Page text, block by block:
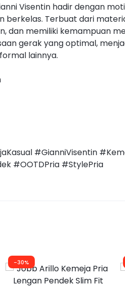
Visentin hadir dengan
berkelas. Terbuat dari
dan memiliki kemampuan
gerak yang optimal,
lainnya.
#GianniVisentin
#OOTDPria #StylePria
-30%